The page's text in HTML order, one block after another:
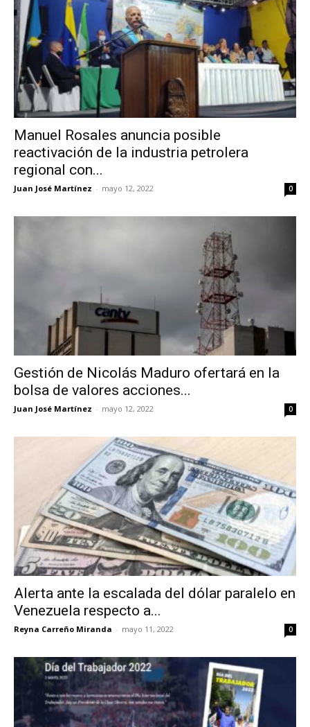
Manuel Rosales anuncia posible
reactivación de la industria petrolera
regional con...
Juan José Martínez - mayo 12, 2022 0
Gestión de Nicolás Maduro ofertará en la
bolsa de valores acciones...
Juan José Martínez - mayo 12, 2022 0
Alerta ante la escalada del dólar paralelo en
Venezuela respecto a...
Reyna Carreño Miranda - mayo 11, 2022 0